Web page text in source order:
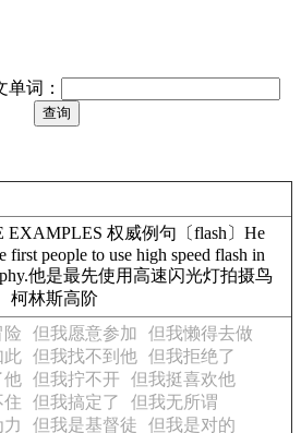
词：
EXAMPLES 权威例句〔flash〕He
first people to use high speed flash in
他是最先使用高速闪光灯拍摄鸟
柯林斯高阶
险 但我愿意参加
但我懒得去做
此 但我找不到他 但我拒绝了
他 但我拧不开
但我挺喜欢他
住
但我搞定了
但我无所谓
但我是基督徒
但我是对的